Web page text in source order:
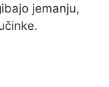
jemanju,